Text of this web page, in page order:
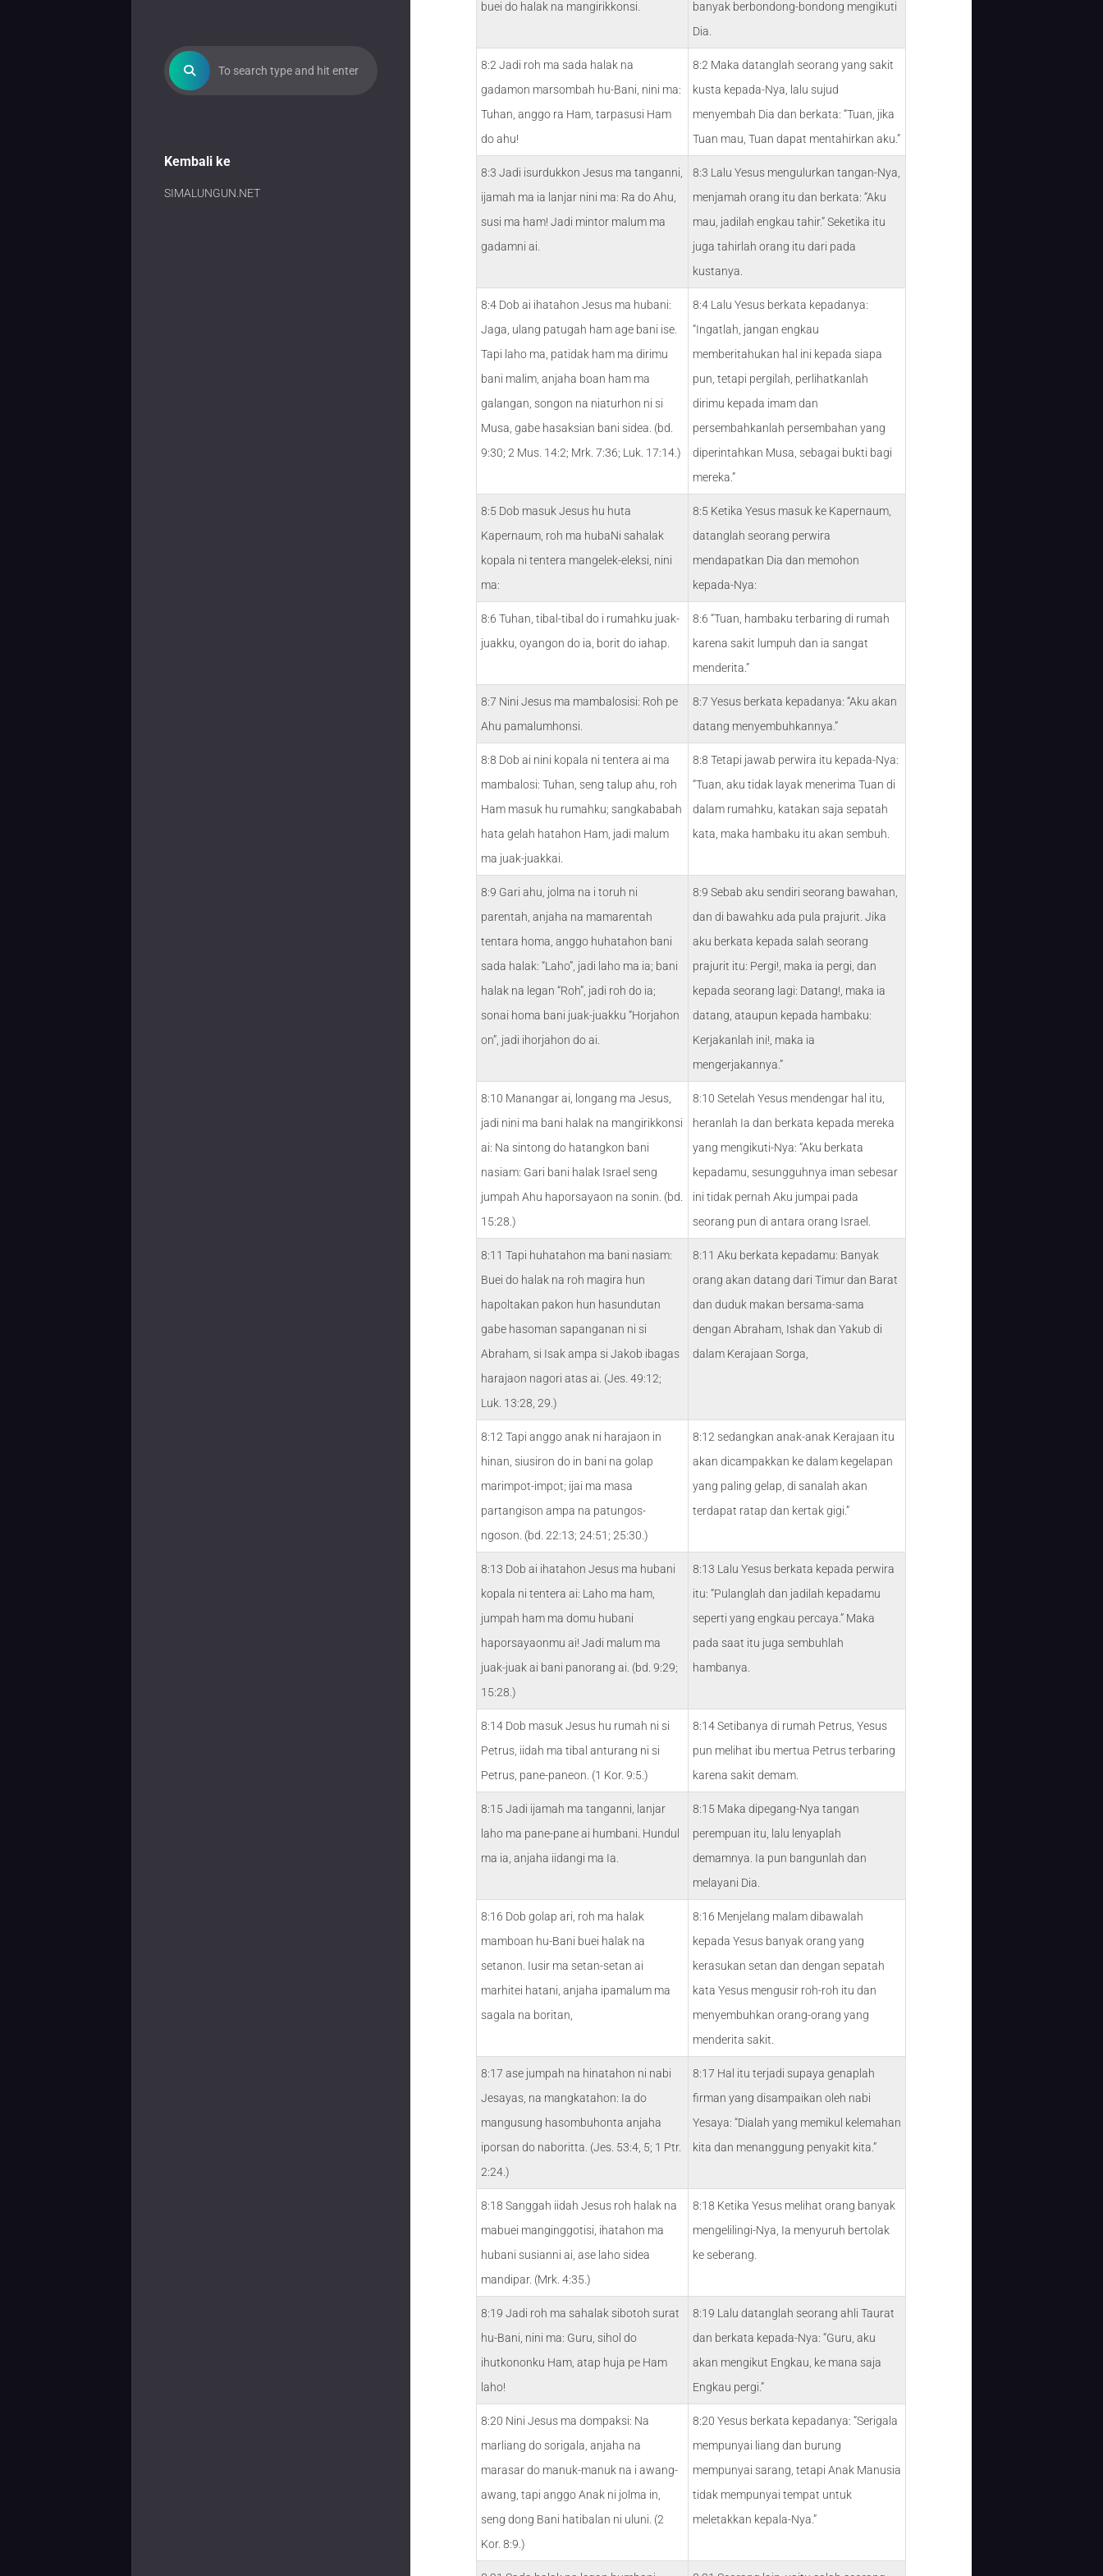
Kembali ke
SIMALUNGUN.NET
buei do halak na mangirikkonsi.
banyak berbondong-bondong mengikuti
Dia.
8:2 Jadi roh ma sada halak na
gadamon marsombah hu-Bani, nini ma:
Tuhan, anggo ra Ham, tarpasusi Ham
do ahu!
8:2 Maka datanglah seorang yang sakit
kusta kepada-Nya, lalu sujud
menyembah Dia dan berkata: “Tuan, jika
Tuan mau, Tuan dapat mentahirkan aku.”
8:3 Jadi isurdukkon Jesus ma tanganni,
ijamah ma ia lanjar nini ma: Ra do Ahu,
susi ma ham! Jadi mintor malum ma
gadamni ai.
8:3 Lalu Yesus mengulurkan tangan-Nya,
menjamah orang itu dan berkata: “Aku
mau, jadilah engkau tahir.” Seketika itu
juga tahirlah orang itu dari pada
kustanya.
8:4 Dob ai ihatahon Jesus ma hubani:
Jaga, ulang patugah ham age bani ise.
Tapi laho ma, patidak ham ma dirimu
bani malim, anjaha boan ham ma
galangan, songon na niaturhon ni si
Musa, gabe hasaksian bani sidea. (bd.
9:30; 2 Mus. 14:2; Mrk. 7:36; Luk. 17:14.)
8:4 Lalu Yesus berkata kepadanya:
“Ingatlah, jangan engkau
memberitahukan hal ini kepada siapa
pun, tetapi pergilah, perlihatkanlah
dirimu kepada imam dan
persembahkanlah persembahan yang
diperintahkan Musa, sebagai bukti bagi
mereka.”
8:5 Dob masuk Jesus hu huta
Kapernaum, roh ma hubaNi sahalak
kopala ni tentera mangelek-eleksi, nini
ma:
8:5 Ketika Yesus masuk ke Kapernaum,
datanglah seorang perwira
mendapatkan Dia dan memohon
kepada-Nya:
8:6 Tuhan, tibal-tibal do i rumahku juak-
juakku, oyangon do ia, borit do iahap.
8:6 “Tuan, hambaku terbaring di rumah
karena sakit lumpuh dan ia sangat
menderita.”
8:7 Nini Jesus ma mambalosisi: Roh pe
Ahu pamalumhonsi.
8:7 Yesus berkata kepadanya: “Aku akan
datang menyembuhkannya.”
8:8 Dob ai nini kopala ni tentera ai ma
mambalosi: Tuhan, seng talup ahu, roh
Ham masuk hu rumahku; sangkababah
hata gelah hatahon Ham, jadi malum
ma juak-juakkai.
8:8 Tetapi jawab perwira itu kepada-Nya:
“Tuan, aku tidak layak menerima Tuan di
dalam rumahku, katakan saja sepatah
kata, maka hambaku itu akan sembuh.
8:9 Gari ahu, jolma na i toruh ni
parentah, anjaha na mamarentah
tentara homa, anggo huhatahon bani
sada halak: “Laho”, jadi laho ma ia; bani
halak na legan “Roh”, jadi roh do ia;
sonai homa bani juak-juakku “Horjahon
on”, jadi ihorjahon do ai.
8:9 Sebab aku sendiri seorang bawahan,
dan di bawahku ada pula prajurit. Jika
aku berkata kepada salah seorang
prajurit itu: Pergi!, maka ia pergi, dan
kepada seorang lagi: Datang!, maka ia
datang, ataupun kepada hambaku:
Kerjakanlah ini!, maka ia
mengerjakannya.”
8:10 Manangar ai, longang ma Jesus,
jadi nini ma bani halak na mangirikkonsi
ai: Na sintong do hatangkon bani
nasiam: Gari bani halak Israel seng
jumpah Ahu haporsayaon na sonin. (bd.
15:28.)
8:10 Setelah Yesus mendengar hal itu,
heranlah Ia dan berkata kepada mereka
yang mengikuti-Nya: “Aku berkata
kepadamu, sesungguhnya iman sebesar
ini tidak pernah Aku jumpai pada
seorang pun di antara orang Israel.
8:11 Tapi huhatahon ma bani nasiam:
Buei do halak na roh magira hun
hapoltakan pakon hun hasundutan
gabe hasoman sapanganan ni si
Abraham, si Isak ampa si Jakob ibagas
harajaon nagori atas ai. (Jes. 49:12;
Luk. 13:28, 29.)
8:11 Aku berkata kepadamu: Banyak
orang akan datang dari Timur dan Barat
dan duduk makan bersama-sama
dengan Abraham, Ishak dan Yakub di
dalam Kerajaan Sorga,
8:12 Tapi anggo anak ni harajaon in
hinan, siusiron do in bani na golap
marimpot-impot; ijai ma masa
partangison ampa na patungos-
ngoson. (bd. 22:13; 24:51; 25:30.)
8:12 sedangkan anak-anak Kerajaan itu
akan dicampakkan ke dalam kegelapan
yang paling gelap, di sanalah akan
terdapat ratap dan kertak gigi.”
8:13 Dob ai ihatahon Jesus ma hubani
kopala ni tentera ai: Laho ma ham,
jumpah ham ma domu hubani
haporsayaonmu ai! Jadi malum ma
juak-juak ai bani panorang ai. (bd. 9:29;
15:28.)
8:13 Lalu Yesus berkata kepada perwira
itu: “Pulanglah dan jadilah kepadamu
seperti yang engkau percaya.” Maka
pada saat itu juga sembuhlah
hambanya.
8:14 Dob masuk Jesus hu rumah ni si
Petrus, iidah ma tibal anturang ni si
Petrus, pane-paneon. (1 Kor. 9:5.)
8:14 Setibanya di rumah Petrus, Yesus
pun melihat ibu mertua Petrus terbaring
karena sakit demam.
8:15 Jadi ijamah ma tanganni, lanjar
laho ma pane-pane ai humbani. Hundul
ma ia, anjaha iidangi ma Ia.
8:15 Maka dipegang-Nya tangan
perempuan itu, lalu lenyaplah
demamnya. Ia pun bangunlah dan
melayani Dia.
8:16 Dob golap ari, roh ma halak
mamboan hu-Bani buei halak na
setanon. Iusir ma setan-setan ai
marhitei hatani, anjaha ipamalum ma
sagala na boritan,
8:16 Menjelang malam dibawalah
kepada Yesus banyak orang yang
kerasukan setan dan dengan sepatah
kata Yesus mengusir roh-roh itu dan
menyembuhkan orang-orang yang
menderita sakit.
8:17 ase jumpah na hinatahon ni nabi
Jesayas, na mangkatahon: Ia do
mangusung hasombuhonta anjaha
iporsan do naboritta. (Jes. 53:4, 5; 1 Ptr.
2:24.)
8:17 Hal itu terjadi supaya genaplah
firman yang disampaikan oleh nabi
Yesaya: “Dialah yang memikul kelemahan
kita dan menanggung penyakit kita.”
8:18 Sanggah iidah Jesus roh halak na
mabuei manginggotisi, ihatahon ma
hubani susianni ai, ase laho sidea
mandipar. (Mrk. 4:35.)
8:18 Ketika Yesus melihat orang banyak
mengelilingi-Nya, Ia menyuruh bertolak
ke seberang.
8:19 Jadi roh ma sahalak sibotoh surat
hu-Bani, nini ma: Guru, sihol do
ihutkononku Ham, atap huja pe Ham
laho!
8:19 Lalu datanglah seorang ahli Taurat
dan berkata kepada-Nya: “Guru, aku
akan mengikut Engkau, ke mana saja
Engkau pergi.”
8:20 Nini Jesus ma dompaksi: Na
marliang do sorigala, anjaha na
marasar do manuk-manuk na i awang-
awang, tapi anggo Anak ni jolma in,
seng dong Bani hatibalan ni uluni. (2
Kor. 8:9.)
8:20 Yesus berkata kepadanya: “Serigala
mempunyai liang dan burung
mempunyai sarang, tetapi Anak Manusia
tidak mempunyai tempat untuk
meletakkan kepala-Nya.”